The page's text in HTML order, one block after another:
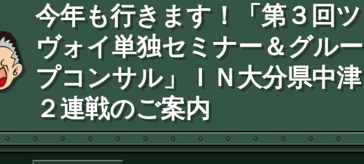
今年も行きます！「第３回ツ
ヴォイ単独セミナー＆グルー
プコンサル」ＩＮ大分県中津
２連戦のご案内